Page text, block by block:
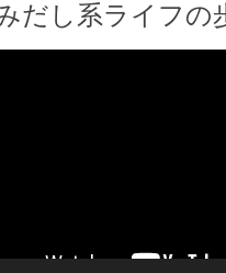
だし系ライフの